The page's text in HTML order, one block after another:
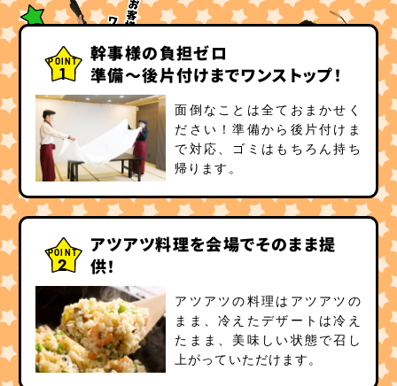
POINT
1
幹事様の負担ゼロ
準備〜後片付けまでワンストップ！
面倒なことは全ておまかせく
ださい！準備から後片付けま
で対応、ゴミはもちろん持ち
帰ります。
POINT
2
アツアツ料理を会場でそのまま提
供！
アツアツの料理はアツアツの
まま、冷えたデザートは冷え
たまま、美味しい状態で召し
上がっていただけます。